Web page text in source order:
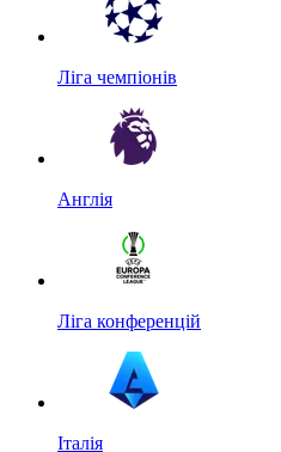
Ліга чемпіонів
Англія
Ліга конференцій
Італія